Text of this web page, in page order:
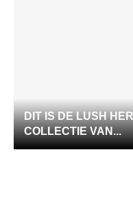
DIT IS DE LUSH
COLLECTIE VAN...